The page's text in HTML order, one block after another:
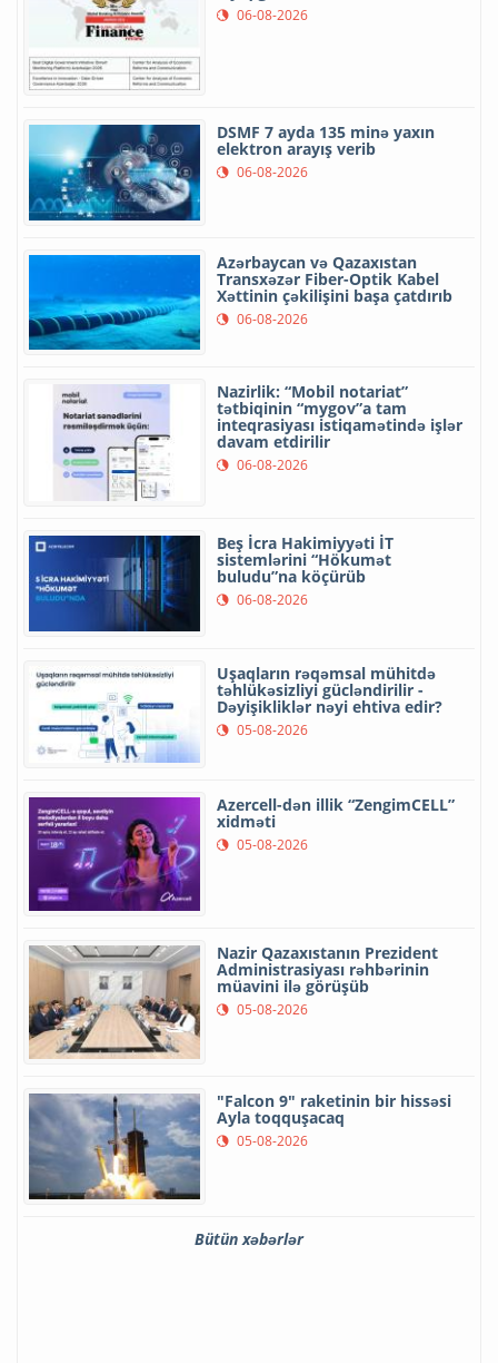
06-08-2026
DSMF 7 ayda 135 minə yaxın
elektron arayış verib
06-08-2026
Azərbaycan və Qazaxıstan
Transxəzər Fiber-Optik Kabel
Xəttinin çəkilişini başa çatdırıb
06-08-2026
Nazirlik: “Mobil notariat”
tətbiqinin “mygov”a tam
inteqrasiyası istiqamətində işlər
davam etdirilir
06-08-2026
Beş İcra Hakimiyyəti İT
sistemlərini “Hökumət
buludu”na köçürüb
06-08-2026
Uşaqların rəqəmsal mühitdə
təhlükəsizliyi gücləndirilir -
Dəyişikliklər nəyi ehtiva edir?
05-08-2026
Azercell-dən illik “ZengimCELL”
xidməti
05-08-2026
Nazir Qazaxıstanın Prezident
Administrasiyası rəhbərinin
müavini ilə görüşüb
05-08-2026
"Falcon 9" raketinin bir hissəsi
Ayla toqquşacaq
05-08-2026
Bütün xəbərlər